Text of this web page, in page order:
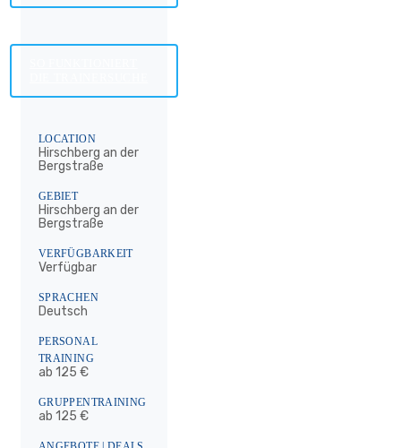
LOCATION
Hirschberg an der
Bergstraße
GEBIET
Hirschberg an der
Bergstraße
VERFÜGBARKEIT
Verfügbar
SPRACHEN
Deutsch
PERSONAL
TRAINING
ab 125 €
GRUPPENTRAINING
ab 125 €